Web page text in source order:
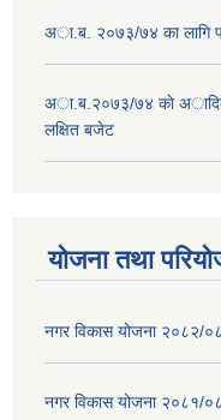
अा.ब. २०७३/७४ का लागि
अा.ब.२०७३/७४ काे
लक्षित बजेट
योजना तथा
नगर विकास योजना २०८२/
नगर विकास योजना २०८१/